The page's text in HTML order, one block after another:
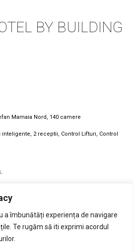
a îmbunătăți experiența de navigare
Te rugăm să iti exprimi acordul
BY BUILDING
Mamaia Nord, 140 camere
2 receptii, Control Lifturi, Control
MAMAIA NORD